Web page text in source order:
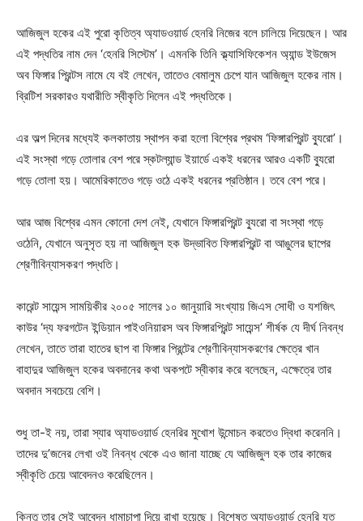
আজিজুল হকের এই পুরো কৃতিত্ব অ্যাডওয়ার্ড হেনরি নিজের বলে চালিয়ে দিয়েছেন। আর
এই পদ্ধতির নাম দেন ‘হেনরি সিস্টেম’। এমনকি তিনি ক্ল্যাসিফিকেশন অ্যান্ড ইউজেস
অব ফিঙ্গার প্রিন্টস নামে যে বই লেখেন, তাতেও বেমালুম চেপে যান আজিজুল হকের নাম।
ব্রিটিশ সরকারও যথারীতি স্বীকৃতি দিলেন এই পদ্ধতিকে।
এর অল্প দিনের মধ্যেই কলকাতায় স্থাপন করা হলো বিশ্বের প্রথম ‘ফিঙ্গারপ্রিন্ট ব্যুরো’।
এই সংস্থা গড়ে তোলার বেশ পরে স্কটল্যান্ড ইয়ার্ডে একই ধরনের আরও একটি ব্যুরো
গড়ে তোলা হয়। আমেরিকাতেও গড়ে ওঠে একই ধরনের প্রতিষ্ঠান। তবে বেশ পরে।
আর আজ বিশ্বের এমন কোনো দেশ নেই, যেখানে ফিঙ্গারপ্রিন্ট ব্যুরো বা সংস্থা গড়ে
ওঠেনি, যেখানে অনুসৃত হয় না আজিজুল হক উদ্ভাবিত ফিঙ্গারপ্রিন্ট বা আঙুলের ছাপের
শ্রেণীবিন্যাসকরণ পদ্ধতি।
কারেন্ট সায়েন্স সাময়িকীর ২০০৫ সালের ১০ জানুয়ারি সংখ্যায় জিএস সোধী ও যশজিৎ
কাউর ‘দ্য ফরগটেন ইন্ডিয়ান পাইওনিয়ারস অব ফিঙ্গারপ্রিন্ট সায়েন্স’ শীর্ষক যে দীর্ঘ নিবন্ধ
লেখেন, তাতে তারা হাতের ছাপ বা ফিঙ্গার প্রিন্টের শ্রেণীবিন্যাসকরণের ক্ষেত্রে খান
বাহাদুর আজিজুল হকের অবদানের কথা অকপটে স্বীকার করে বলেছেন, এক্ষেত্রে তার
অবদান সবচেয়ে বেশি।
শুধু তা-ই নয়, তারা স্যার অ্যাডওয়ার্ড হেনরির মুখোশ উন্মোচন করতেও দ্বিধা করেননি।
তাদের দু’জনের লেখা ওই নিবন্ধ থেকে এও জানা যাচ্ছে যে আজিজুল হক তার কাজের
স্বীকৃতি চেয়ে আবেদনও করেছিলেন।
কিন্তু তার সেই আবেদন ধামাচাপা দিয়ে রাখা হয়েছে। বিশেষত অ্যাডওয়ার্ড হেনরি যত